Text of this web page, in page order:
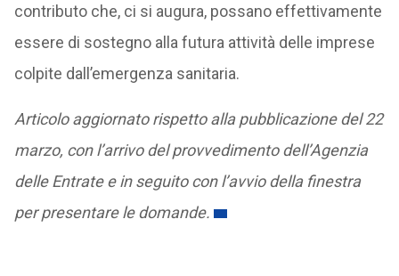
contributo che, ci si augura, possano effettivamente
essere di sostegno alla futura attività delle imprese
colpite dall’emergenza sanitaria.
Articolo aggiornato rispetto alla pubblicazione del 22
marzo, con l’arrivo del provvedimento dell’Agenzia
delle Entrate e in seguito con l’avvio della finestra
per presentare le domande.